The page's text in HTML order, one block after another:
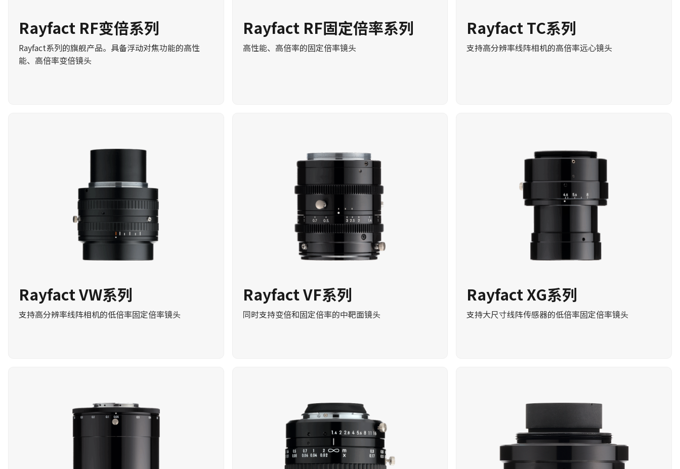
Rayfact RF变倍系列
Rayfact系列的旗舰产品。具备浮动对焦功能的高性
能、高倍率变倍镜头
Rayfact RF固定倍率系列
高性能、高倍率的固定倍率镜头
Rayfact TC系列
支持高分辨率线阵相机的高倍率远心镜头
Rayfact VW系列
支持高分辨率线阵相机的低倍率固定倍率镜头
Rayfact VF系列
同时支持变倍和固定倍率的中靶面镜头
Rayfact XG系列
支持大尺寸线阵传感器的低倍率固定倍率镜头